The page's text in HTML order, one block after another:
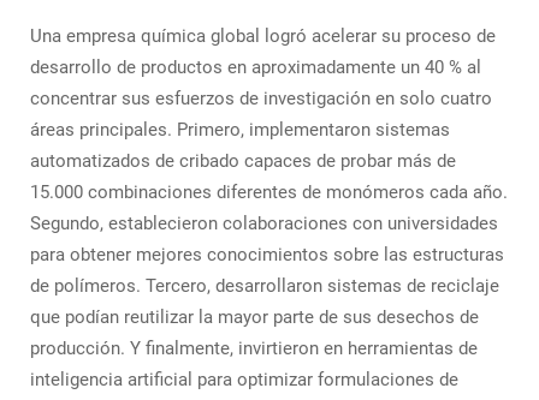
Una empresa química global logró acelerar su proceso de
desarrollo de productos en aproximadamente un 40 % al
concentrar sus esfuerzos de investigación en solo cuatro
áreas principales. Primero, implementaron sistemas
automatizados de cribado capaces de probar más de
15.000 combinaciones diferentes de monómeros cada año.
Segundo, establecieron colaboraciones con universidades
para obtener mejores conocimientos sobre las estructuras
de polímeros. Tercero, desarrollaron sistemas de reciclaje
que podían reutilizar la mayor parte de sus desechos de
producción. Y finalmente, invirtieron en herramientas de
inteligencia artificial para optimizar formulaciones de